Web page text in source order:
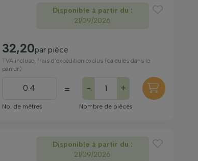
Disponible à partir du :
21/09/2026
32,20par pièce
TVA incluse, frais d’expédition exclus (calculés dans le
panier)
No. de mètres
= - +
Nombre de pièces
Disponible à partir du :
21/09/2026